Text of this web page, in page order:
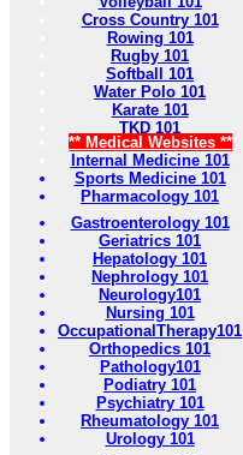
Cross Country 101
Rowing 101
Rugby 101
Softball 101
Water Polo 101
Karate 101
TKD 101
** Medical Websites **
Internal Medicine 101
Sports Medicine 101
Pharmacology 101
Gastroenterology 101
Geriatrics 101
Hepatology 101
Nephrology 101
Neurology101
Nursing 101
OccupationalTherapy101
Orthopedics 101
Pathology101
Podiatry 101
Psychiatry 101
Rheumatology 101
Urology 101